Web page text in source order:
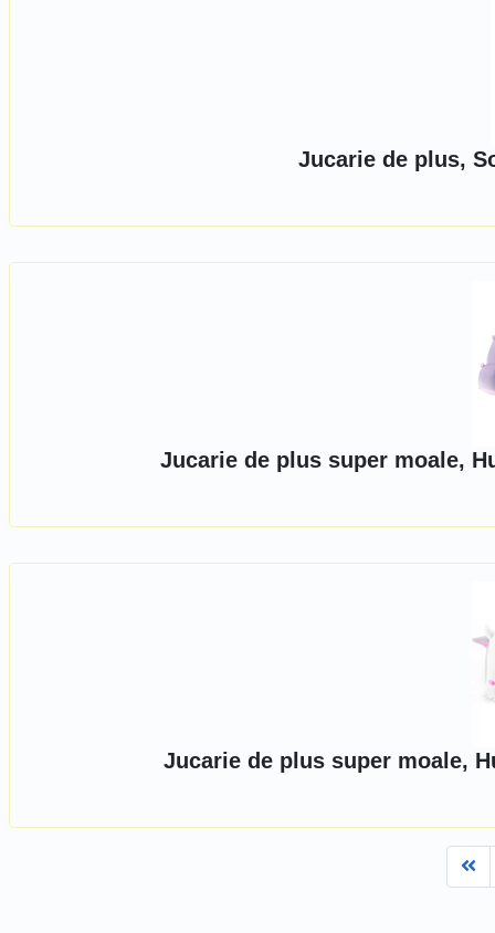
Jucarie de plus,
Jucarie de plus super moale,
Jucarie de plus super moale,